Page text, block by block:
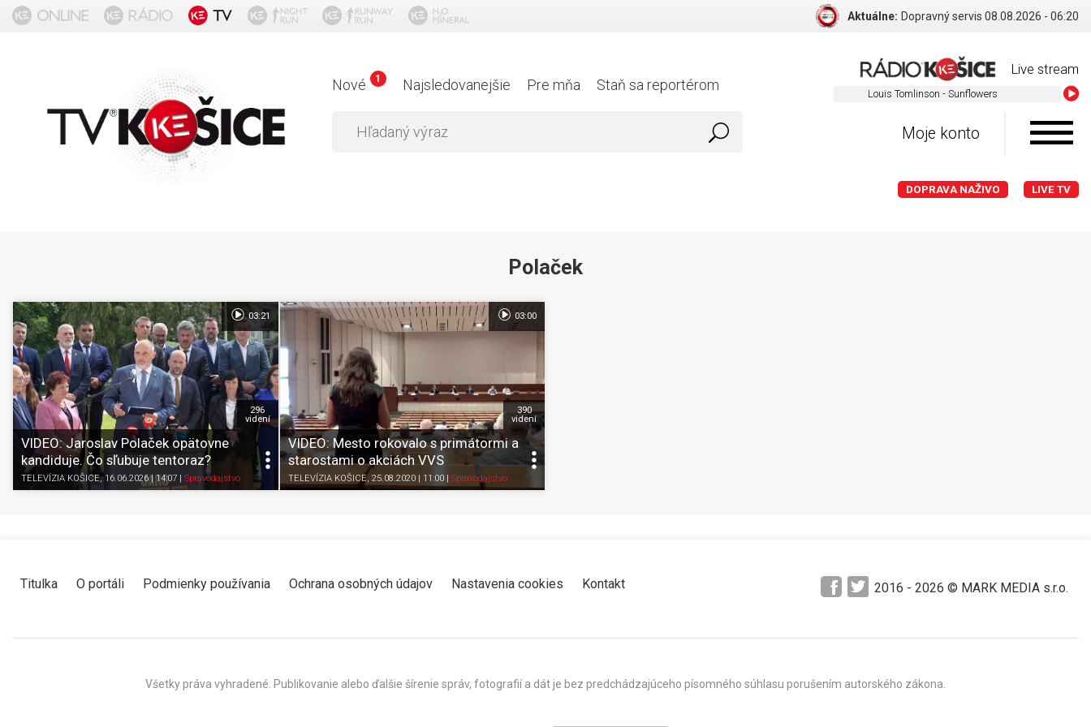
Aktuálne: Dopravný servis 08.08.2026 - 06:20
Live stream
Louis Tomlinson - Sunflowers
Nové 1 Najsledovanejšie Pre mňa Staň sa reportérom
Moje konto
DOPRAVA NAŽIVO LIVE TV
Polaček
VIDEO: Jaroslav Polaček opätovne
kandiduje. Čo sľubuje tentoraz?
TELEVÍZIA KOŠICE, 16.06.2026 | 14:07 Spravodajstvo Pozrieť neskôr
K obľúbeným
Zdieľať
296
videní
03:21
VIDEO: Mesto rokovalo s primátormi a
starostami o akciách VVS
TELEVÍZIA KOŠICE, 25.08.2020 | 11:00| Spravodajstvo
390
videní
03:00
Titulka O portáli Podmienky používania Ochrana osobných údajov Nastavenia cookies Kontakt 2016 - 2026 © MARK MEDIA s.r.o.
Všetky práva vyhradené. Publikovanie alebo ďalšie šírenie správ, fotografií a dát je bez predchádzajúceho písomného súhlasu porušením autorského zákona.